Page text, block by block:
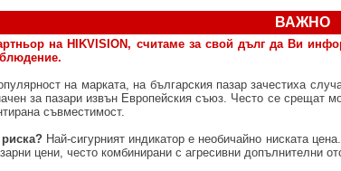
ВАЖНО
на HIKVISION, считаме за свой дълг да Ви
на марката, на българския пазар зачестиха
за пазари извън Европейския съюз. Често се срещат
съвместимост.
Най-сигурният индикатор е необичайно ниската
цени, често комбинирани с агресивни допълнителни